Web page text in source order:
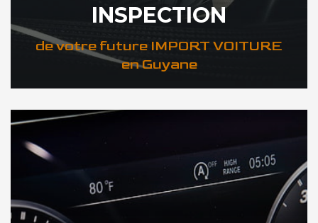
INSPECTION
de votre future IMPORT VOITURE
en Guyane
DÉCOUVREZ VOTRE INSPECTION AUTO en Guyane